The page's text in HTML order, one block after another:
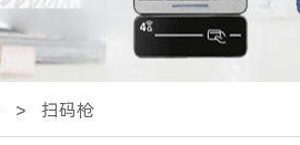
> 扫码枪